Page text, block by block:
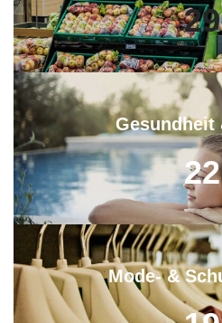
29
Gesundheit
22
Mode- &